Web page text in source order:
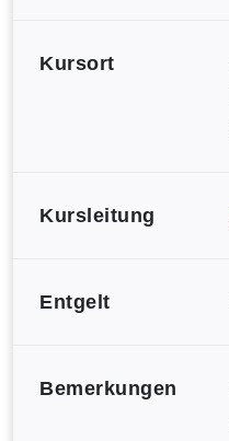
Kursort
Kursleitung
Entgelt
Bemerkungen